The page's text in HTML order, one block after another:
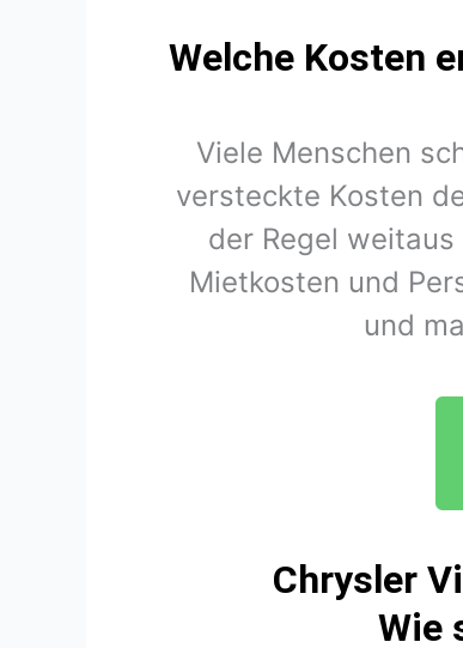
Welche Kosten
Viele Menschen
versteckte Kosten
der Regel
Mietkosten und
und
Chrysler
Wie